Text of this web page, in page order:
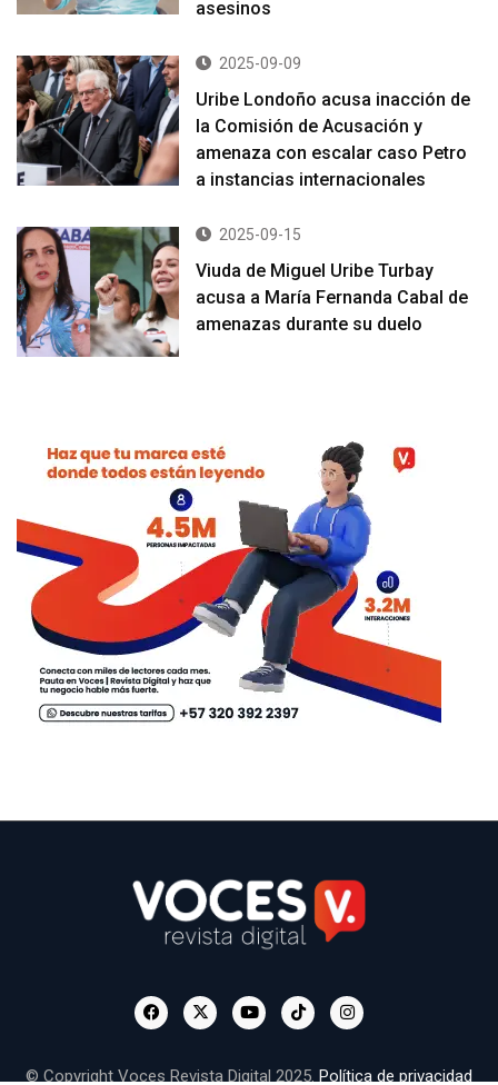
asesinos
2025-09-09
Uribe Londoño acusa inacción de
la Comisión de Acusación y
amenaza con escalar caso Petro
a instancias internacionales
2025-09-15
Viuda de Miguel Uribe Turbay
acusa a María Fernanda Cabal de
amenazas durante su duelo
© Copyright Voces Revista Digital 2025. Política de privacidad